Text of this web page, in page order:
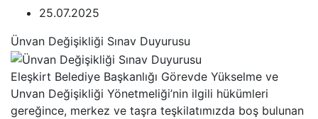
25.07.2025
Ünvan Değişikliği Sınav Duyurusu
Eleşkirt Belediye Başkanlığı Görevde Yükselme ve
Unvan Değişikliği Yönetmeliği’nin ilgili hükümleri
gereğince, merkez ve taşra teşkilatımızda boş bulunan